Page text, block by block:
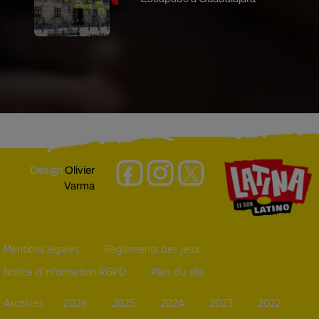
DesignOlivier
Varma
Mentions légales Règlements des jeux
Notice d’information RGPD Plan du site
Archives 2026 2025 2024 2023 2022